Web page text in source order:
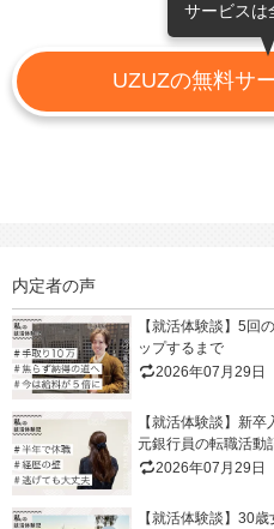
サービスは
UZUZの無料サ
内定者の声
【就活体験談】5回
ップするまで
2026年07月29日
【就活体験談】新
元銀行員の転職活動
2026年07月29日
【就活体験談】30